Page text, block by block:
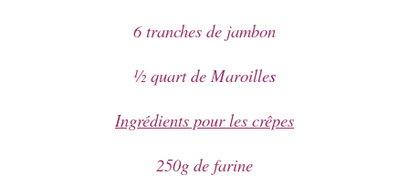
6 tranches de jambon
½ quart de Maroilles
Ingrédients pour les crêpes
250g de farine